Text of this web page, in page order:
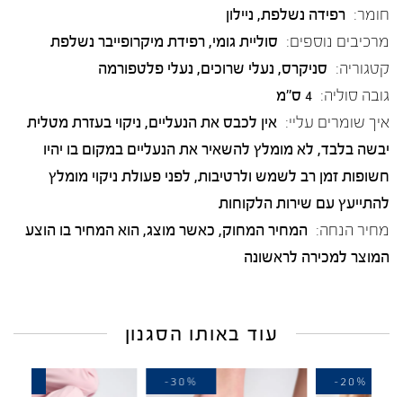
חומר: רפידה נשלפת, ניילון
מרכיבים נוספים: סוליית גומי, רפידת מיקרופייבר נשלפת
קטגוריה: סניקרס, נעלי שרוכים, נעלי פלטפורמה
גובה סוליה: 4 ס"מ
איך שומרים עליי: אין לכבס את הנעליים, ניקוי בעזרת מטלית
יבשה בלבד, לא מומלץ להשאיר את הנעליים במקום בו יהיו
חשופות זמן רב לשמש ולרטיבות, לפני פעולת ניקוי מומלץ
להתייעץ עם שירות הלקוחות
מחיר הנחה: המחיר המחוק, כאשר מוצג, הוא המחיר בו הוצע
המוצר למכירה לראשונה
עוד באותו הסגנון
-30%
-30%